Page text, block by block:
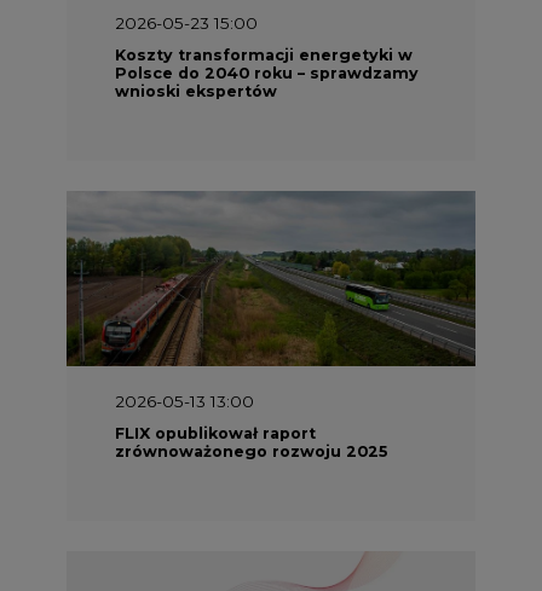
2026-05-23 15:00
Koszty transformacji energetyki w
Polsce do 2040 roku – sprawdzamy
wnioski ekspertów
2026-05-13 13:00
FLIX opublikował raport
zrównoważonego rozwoju 2025